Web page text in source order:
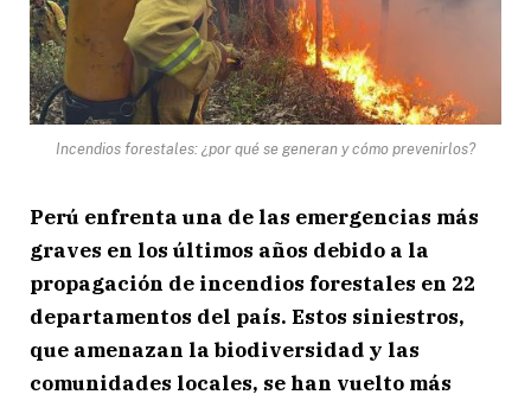
Incendios forestales: ¿por qué se generan y cómo prevenirlos?
Perú enfrenta una de las emergencias más
graves en los últimos años debido a la
propagación de incendios forestales en 22
departamentos del país. Estos siniestros,
que amenazan la biodiversidad y las
comunidades locales, se han vuelto más